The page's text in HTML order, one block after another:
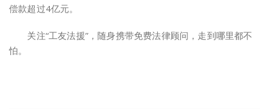
偿款超过4亿元。
关注“工友法援”，随身携带免费法律顾问，走到哪里都不
怕。